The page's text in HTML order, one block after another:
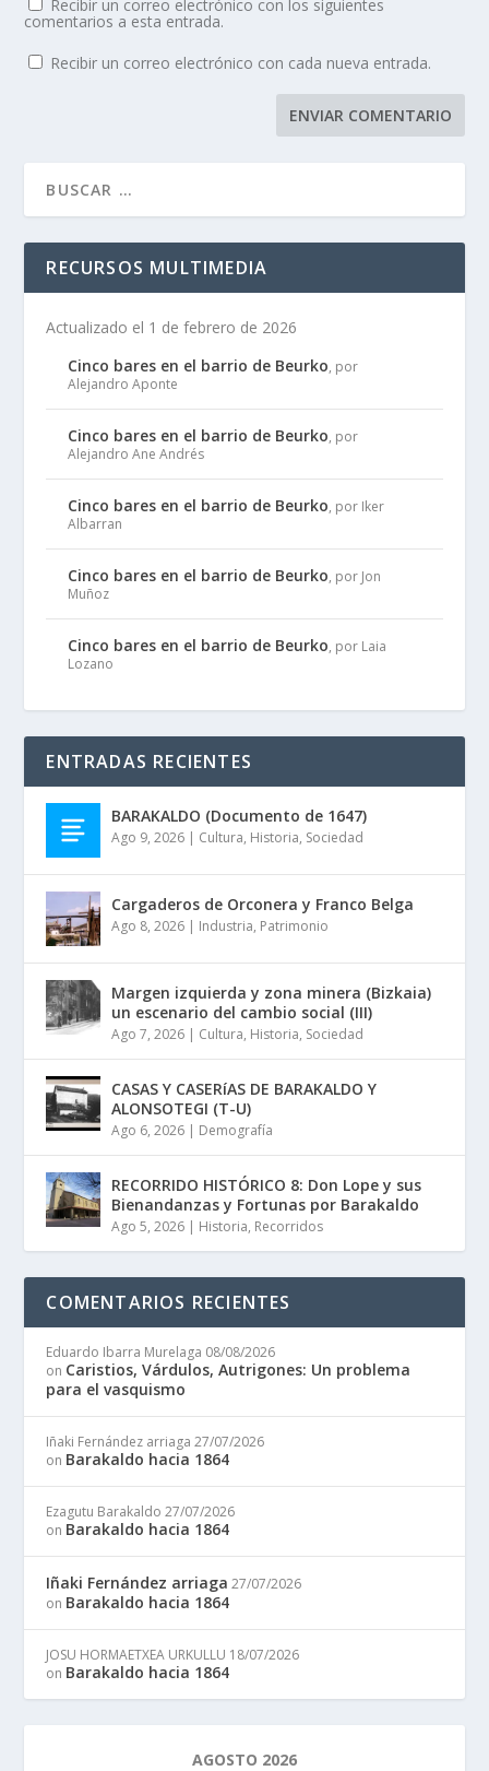
Recibir un correo electrónico con los siguientes
comentarios a esta entrada.
Recibir un correo electrónico con cada nueva entrada.
RECURSOS MULTIMEDIA
Actualizado el 1 de febrero de 2026
Cinco bares en el barrio de Beurko, por
Alejandro Aponte
Cinco bares en el barrio de Beurko, por
Alejandro Ane Andrés
Cinco bares en el barrio de Beurko, por Iker
Albarran
Cinco bares en el barrio de Beurko, por Jon
Muñoz
Cinco bares en el barrio de Beurko, por Laia
Lozano
ENTRADAS RECIENTES
BARAKALDO (Documento de 1647)
Ago 9, 2026 | Cultura, Historia, Sociedad
Cargaderos de Orconera y Franco Belga
Ago 8, 2026 | Industria, Patrimonio
Margen izquierda y zona minera (Bizkaia)
un escenario del cambio social (III)
Ago 7, 2026 | Cultura, Historia, Sociedad
CASAS Y CASERíAS DE BARAKALDO Y
ALONSOTEGI (T-U)
Ago 6, 2026 | Demografía
RECORRIDO HISTÓRICO 8: Don Lope y sus
Bienandanzas y Fortunas por Barakaldo
Ago 5, 2026 | Historia, Recorridos
COMENTARIOS RECIENTES
Eduardo Ibarra Murelaga 08/08/2026
on Caristios, Várdulos, Autrigones: Un problema
para el vasquismo
Iñaki Fernández arriaga 27/07/2026
on Barakaldo hacia 1864
Ezagutu Barakaldo 27/07/2026
on Barakaldo hacia 1864
Iñaki Fernández arriaga 27/07/2026
on Barakaldo hacia 1864
JOSU HORMAETXEA URKULLU 18/07/2026
on Barakaldo hacia 1864
AGOSTO 2026